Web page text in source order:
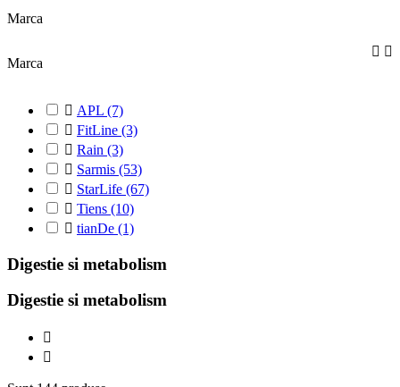
Marca
Marca
 
 APL (7)
 FitLine (3)
 Rain (3)
 Sarmis (53)
 StarLife (67)
 Tiens (10)
 tianDe (1)
Digestie si metabolism
Digestie si metabolism

